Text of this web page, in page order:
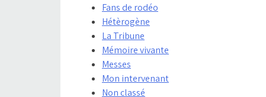
Fans de rodéo
Hétèrogène
La Tribune
Mémoire vivante
Messes
Mon intervenant
Non classé